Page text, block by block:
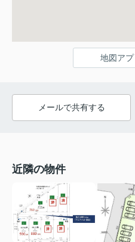
地図ア
メールで共有する
近隣の物件